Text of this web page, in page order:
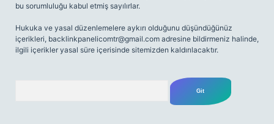
bu sorumluluğu kabul etmiş sayılırlar.
Hukuka ve yasal düzenlemelere aykırı olduğunu düşündüğünüz
içerikleri, backlinkpanelicomtr@gmail.com adresine bildirmeniz halinde,
ilgili içerikler yasal süre içerisinde sitemizden kaldırılacaktır.